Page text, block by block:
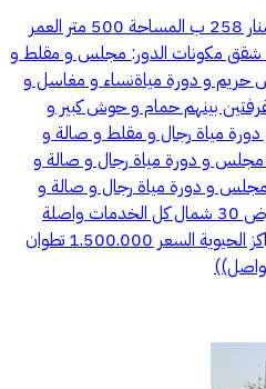
عمارة لقطة للبيع في الدمام حي المنار 258 ب المساحة 500 متر العمر
23 سنه مكونه من دور ارضي و 3 شقق مكونات الدور: مجلس و مقلط و
و دورة مياةنساء و مغاسل و
بينهم حمام و حوش كبير و
1: مجلس و دورة مياة رجال و مقلط و صالة و
نوم بينهم حمام الشقة 2 : مجلس و دورة مياة رجال و صالة و
نوم بينهم حمام الشقة 3: مجلس و دورة مياة رجال و صالة و
غرفتين نوم بينهم حمام شارعها عرض 30 شمال كل الخدمات واصلة
العقار و قريب من المدارس و المراكز الحيوية السعر 1.500.000 تطوان